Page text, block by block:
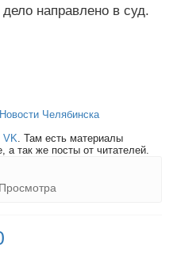
направлено в суд.
Новости Челябинска
VK. Там есть материалы
а так же посты от читателей.